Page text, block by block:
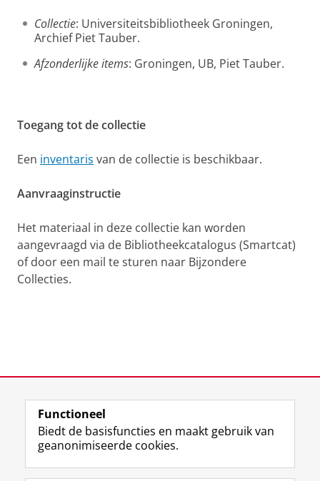
Collectie: Universiteitsbibliotheek Groningen,
Archief Piet Tauber.
Afzonderlijke items: Groningen, UB, Piet Tauber.
Toegang tot de collectie
Een inventaris van de collectie is beschikbaar.
Aanvraaginstructie
Het materiaal in deze collectie kan worden
aangevraagd via de Bibliotheekcatalogus (Smartcat)
of door een mail te sturen naar Bijzondere
Collecties.
View this page in:English
Volg ons op
M I
Functioneel
Biedt de basisfuncties en maakt gebruik van
geanonimiseerde cookies.